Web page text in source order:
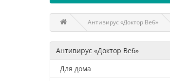
Антивирус «Доктор Веб»
Антивирус «Доктор Веб»
Для дома